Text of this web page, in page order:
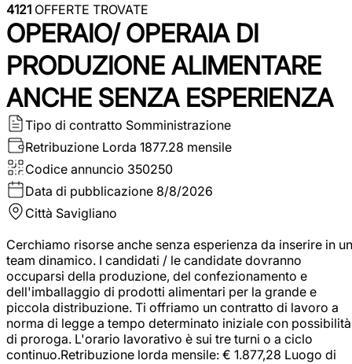
4121 OFFERTE TROVATE
OPERAIO/ OPERAIA DI
PRODUZIONE ALIMENTARE
ANCHE SENZA ESPERIENZA
Tipo di contratto Somministrazione
Retribuzione Lorda 1877.28 mensile
Codice annuncio 350250
Data di pubblicazione 8/8/2026
Città Savigliano
Cerchiamo risorse anche senza esperienza da inserire in un
team dinamico. I candidati / le candidate dovranno
occuparsi della produzione, del confezionamento e
dell'imballaggio di prodotti alimentari per la grande e
piccola distribuzione. Ti offriamo un contratto di lavoro a
norma di legge a tempo determinato iniziale con possibilità
di proroga. L'orario lavorativo è sui tre turni o a ciclo
continuo.Retribuzione lorda mensile: € 1.877,28 Luogo di